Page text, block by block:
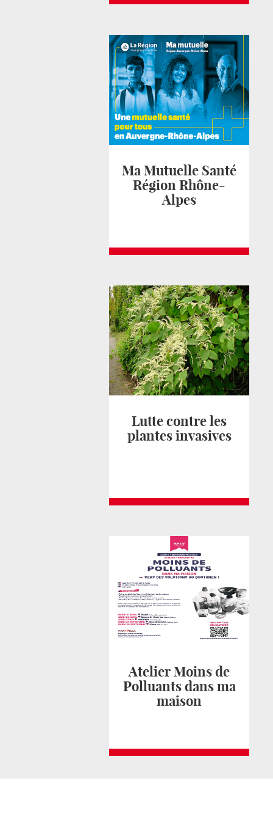
Ma Mutuelle Santé
Région Rhône-
Alpes
Lutte contre les
plantes invasives
Atelier Moins de
Polluants dans ma
maison